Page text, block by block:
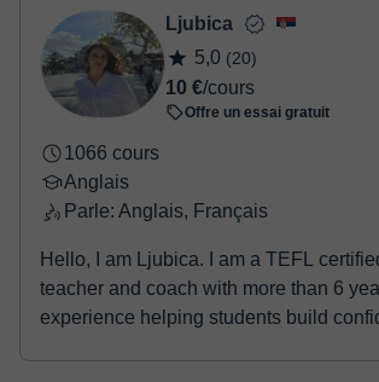
Ljubica
5,0 (20)
10 €/cours
Offre un essai gratuit
1066 cours
Anglais
Parle: Anglais, Français
Hello, I am Ljubica. I am a TEFL
teacher and coach with more than 6
experience helping students build